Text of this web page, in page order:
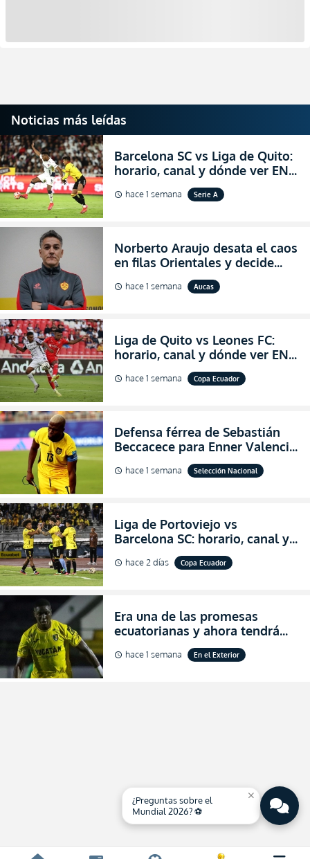
Noticias más leídas
Barcelona SC vs Liga de Quito:
horario, canal y dónde ver EN
VIVO la Fecha 22 de la LigaPro
2026
schedule hace 1 semana Serie A
Norberto Araujo desata el caos
en filas Orientales y decide
abandonar la dirección técnica
de Aucas
schedule hace 1 semana Aucas
Liga de Quito vs Leones FC:
horario, canal y dónde ver EN
VIVO los octavos de final de la
Copa Ecuador 2026
schedule hace 1 semana Copa Ecuador
Defensa férrea de Sebastián
Beccacece para Enner Valencia
al indicar que era el hombre
indicado para Ecuador
schedule hace 1 semana Selección Nacional
Liga de Portoviejo vs
Barcelona SC: horario, canal y
dónde ver EN VIVO los octavos
de final de la Copa Ecuador
schedule hace 2 días Copa Ecuador
Era una de las promesas
ecuatorianas y ahora tendrá
una nueva oportunidad en
Bolivia
schedule hace 1 semana En el Exterior
close
¿Preguntas sobre el
Mundial 2026? ⚽